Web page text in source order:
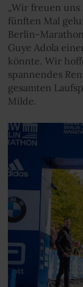
„Wir freuen
fünften Mal
Berlin-
Guye Adola
könnte. Wir
spannendes
gesamten
Milde.